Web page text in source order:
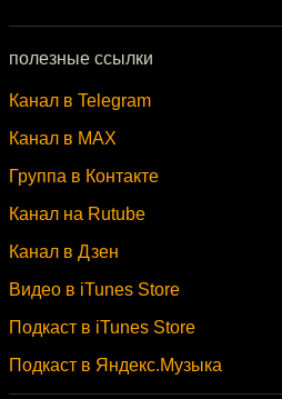
полезные ссылки
Канал в Telegram
Канал в MAX
Группа в Контакте
Канал на Rutube
Канал в Дзен
Видео в iTunes Store
Подкаст в iTunes Store
Подкаст в Яндекс.Музыка